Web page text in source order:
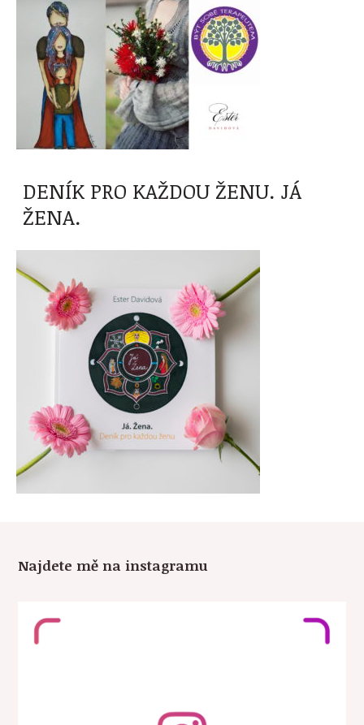
DENÍK PRO KAŽDOU ŽENU. JÁ
ŽENA.
Najdete mě na instagramu